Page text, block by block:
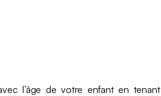
l’âge de votre enfant en tenant